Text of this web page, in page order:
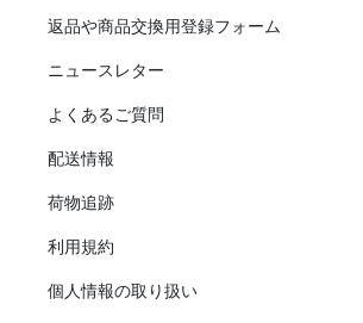
返品や商品交換用登録フォーム
ニュースレター
よくあるご質問
配送情報
荷物追跡
利用規約
個人情報の取り扱い